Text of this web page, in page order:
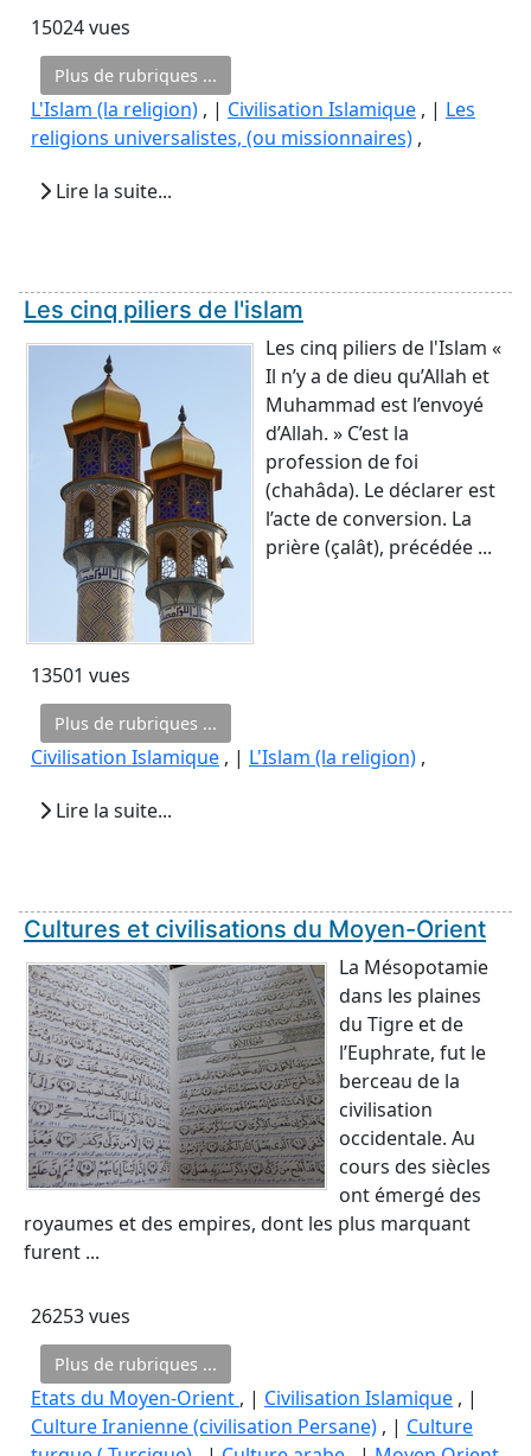
15024 vues
Plus de rubriques ...
L'Islam (la religion) , | Civilisation Islamique , | Les
religions universalistes, (ou missionnaires) ,
Lire la suite...
Les cinq piliers de l'islam
Les cinq piliers de l'Islam «
Il n’y a de dieu qu’Allah et
Muhammad est l’envoyé
d’Allah. » C’est la
profession de foi
(chahâda). Le déclarer est
l’acte de conversion. La
prière (çalât), précédée ...
13501 vues
Plus de rubriques ...
Civilisation Islamique , | L'Islam (la religion) ,
Lire la suite...
Cultures et civilisations du Moyen-Orient
La Mésopotamie
dans les plaines
du Tigre et de
l’Euphrate, fut le
berceau de la
civilisation
occidentale. Au
cours des siècles
ont émergé des
royaumes et des empires, dont les plus marquant
furent ...
26253 vues
Plus de rubriques ...
Etats du Moyen-Orient , | Civilisation Islamique , |
Culture Iranienne (civilisation Persane) , | Culture